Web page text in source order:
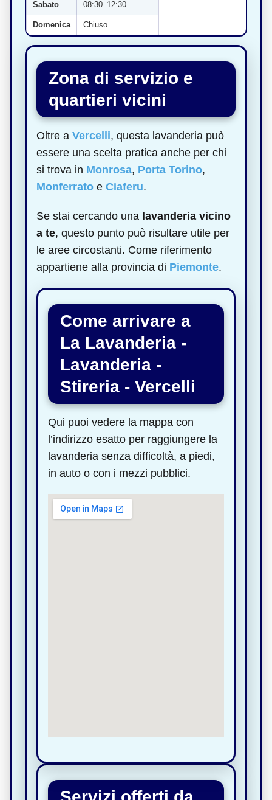
Sabato 08:30–12:30
Domenica Chiuso
Zona di servizio e
quartieri vicini
Oltre a Vercelli, questa lavanderia può
essere una scelta pratica anche per chi
si trova in Monrosa, Porta Torino,
Monferrato e Ciaferu.
Se stai cercando una lavanderia vicino
a te, questo punto può risultare utile per
le aree circostanti. Come riferimento
appartiene alla provincia di Piemonte.
Come arrivare a
La Lavanderia -
Lavanderia -
Stireria - Vercelli
Qui puoi vedere la mappa con
l’indirizzo esatto per raggiungere la
lavanderia senza difficoltà, a piedi,
in auto o con i mezzi pubblici.